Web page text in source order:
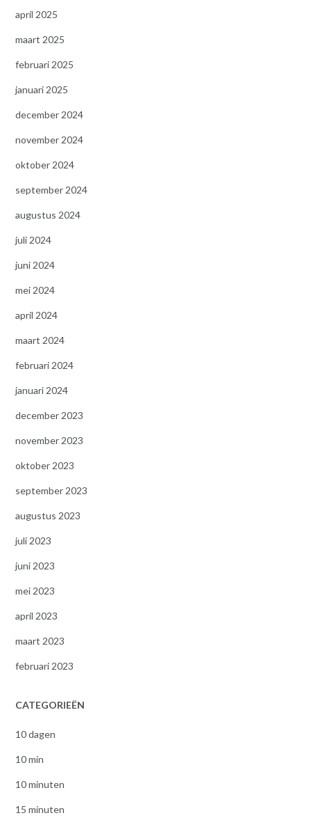
april 2025
maart 2025
februari 2025
januari 2025
december 2024
november 2024
oktober 2024
september 2024
augustus 2024
juli 2024
juni 2024
mei 2024
april 2024
maart 2024
februari 2024
januari 2024
december 2023
november 2023
oktober 2023
september 2023
augustus 2023
juli 2023
juni 2023
mei 2023
april 2023
maart 2023
februari 2023
CATEGORIEËN
10 dagen
10 min
10 minuten
15 minuten